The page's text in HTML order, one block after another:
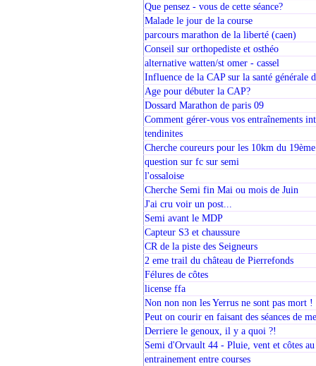
Que pensez - vous de cette séance?
Malade le jour de la course
parcours marathon de la liberté (caen)
Conseil sur orthopediste et osthéo
alternative watten/st omer - cassel
Influence de la CAP sur la santé générale
Age pour débuter la CAP?
Dossard Marathon de paris 09
Comment gérer-vous vos entraînements
tendinites
Cherche coureurs pour les 10km du 19ème
question sur fc sur semi
l'ossaloise
Cherche Semi fin Mai ou mois de Juin
J'ai cru voir un post...
Semi avant le MDP
Capteur S3 et chaussure
CR de la piste des Seigneurs
2 eme trail du château de Pierrefonds
Félures de côtes
license ffa
Non non non les Yerrus ne sont pas mort !
Peut on courir en faisant des séances de
Derriere le genoux, il y a quoi ?!
Semi d'Orvault 44 - Pluie, vent et côtes
entrainement entre courses